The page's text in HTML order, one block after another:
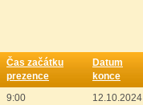
Čas začátku
prezence
Datum
konce
9:00 12.10.2024